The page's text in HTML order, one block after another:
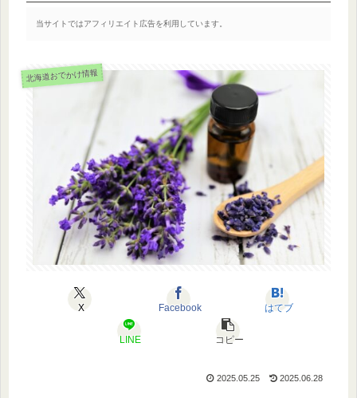
当サイトではアフィリエイト広告を利用しています。
北海道おでかけ情報
X Facebook はてブ
LINE コピー
2025.05.25 2025.06.28